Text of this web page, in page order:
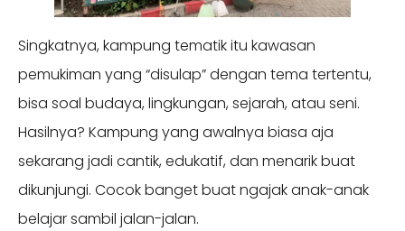
Singkatnya, kampung tematik itu kawasan
pemukiman yang “disulap” dengan tema tertentu,
bisa soal budaya, lingkungan, sejarah, atau seni.
Hasilnya? Kampung yang awalnya biasa aja
sekarang jadi cantik, edukatif, dan menarik buat
dikunjungi. Cocok banget buat ngajak anak-anak
belajar sambil jalan-jalan.